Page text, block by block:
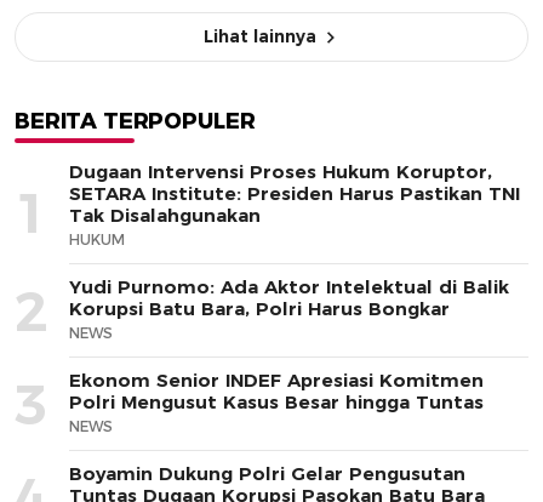
Lihat lainnya
BERITA TERPOPULER
1
Dugaan Intervensi Proses Hukum Koruptor,
SETARA Institute: Presiden Harus Pastikan TNI
Tak Disalahgunakan
HUKUM
2
Yudi Purnomo: Ada Aktor Intelektual di Balik
Korupsi Batu Bara, Polri Harus Bongkar
NEWS
3
Ekonom Senior INDEF Apresiasi Komitmen
Polri Mengusut Kasus Besar hingga Tuntas
NEWS
Boyamin Dukung Polri Gelar Pengusutan
Tuntas Dugaan Korupsi Pasokan Batu Bara